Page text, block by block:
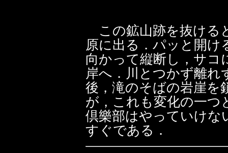
この鉱山跡を抜ける
原に出る．パッと開け
向かって縦断し，サコ
岸へ．川とつかず離れ
後，滝のそばの岩崖を
が，これも変化の一つ
倶樂部はやっていけな
すぐである．